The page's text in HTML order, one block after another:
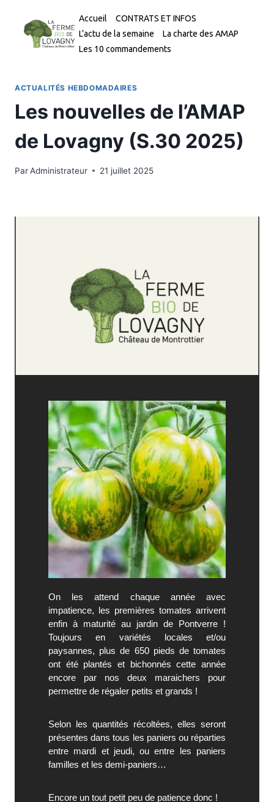
contenu
Accueil
CONTRATS ET INFOS
L’actu de la semaine
La charte des AMAP
Les 10 commandements
ACTUALITÉS HEBDOMADAIRES
Les nouvelles de l’AMAP
de Lovagny (S.30 2025)
ParAdministrateur 21 juillet 2025
On les attend chaque année avec
impatience, les premières tomates arrivent
enfin à maturité au jardin de Pontverre !
Toujours en variétés locales et/ou
paysannes, plus de 650 pieds de tomates
ont été plantés et bichonnés cette année
encore par nos deux maraichers pour
permettre de régaler petits et grands !
Selon les quantités récoltées, elles seront
présentes dans tous les paniers ou réparties
entre mardi et jeudi, ou entre les paniers
familles et les demi-paniers…
Encore un tout petit peu de patience donc !